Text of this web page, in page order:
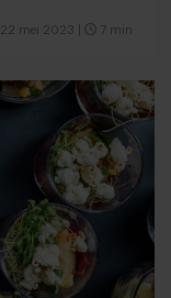
22 mei 2023 7 min